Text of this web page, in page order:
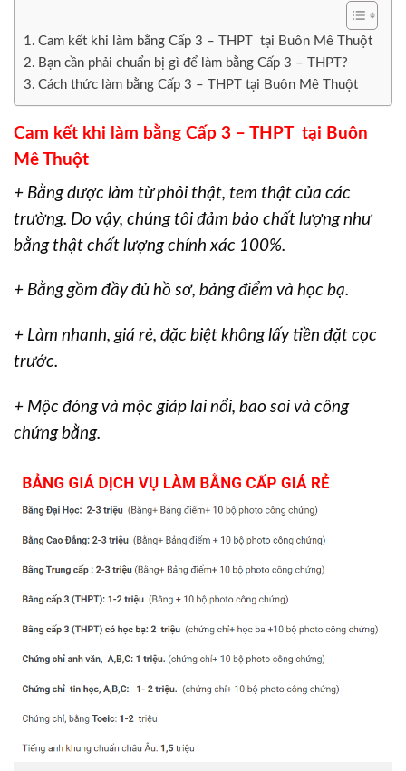
Cam kết khi làm bằng Cấp 3 – THPT tại Buôn Mê Thuột
Bạn cần phải chuẩn bị gì để làm bằng Cấp 3 – THPT?
Cách thức làm bằng Cấp 3 – THPT tại Buôn Mê Thuột
Cam kết khi làm bằng Cấp 3 – THPT tại Buôn
Mê Thuột
+ Bằng được làm từ phôi thật, tem thật của các
trường. Do vậy, chúng tôi đảm bảo chất lượng như
bằng thật chất lượng chính xác 100%.
+ Bằng gồm đầy đủ hồ sơ, bảng điểm và học bạ.
+ Làm nhanh, giá rẻ, đặc biệt không lấy tiền đặt cọc
trước.
+ Mộc đóng và mộc giáp lai nổi, bao soi và công
chứng bằng.